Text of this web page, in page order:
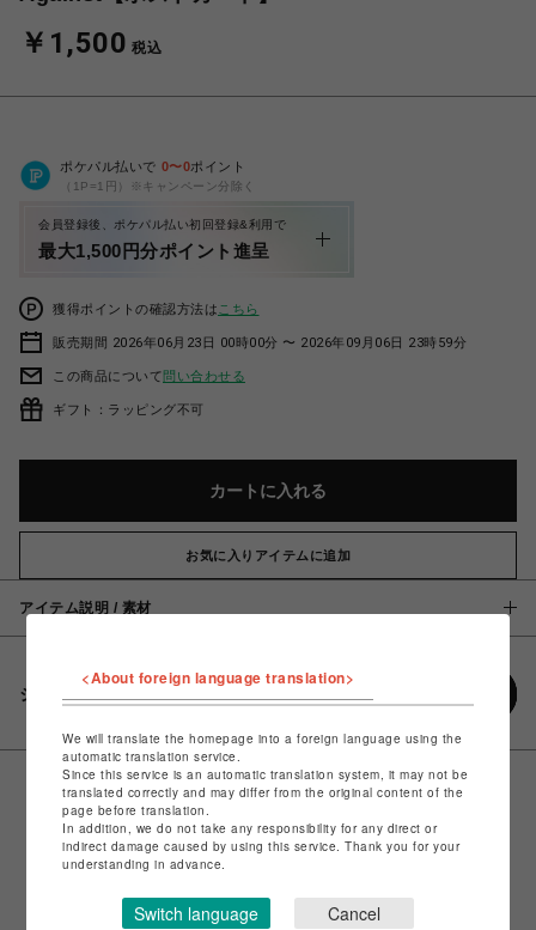
￥1,500 税込
ポケパル払いで 0〜0ポイント
（1P=1円）※キャンペーン分除く
会員登録後、ポケパル払い初回登録&利用で
最大1,500円分ポイント進呈
獲得ポイントの確認方法は こちら
販売期間 2026年06月23日 00時00分 〜 2026年09月06日 23時59分
この商品について問い合わせる
ギフト：ラッピング不可
カートに入れる
お気に入りアイテムに追加
アイテム説明 / 素材
シェアする
<About foreign language translation>
We will translate the homepage into a foreign language using the
automatic translation service.
Since this service is an automatic translation system, it may not be
translated correctly and may differ from the original content of the
page before translation.
In addition, we do not take any responsibility for any direct or
indirect damage caused by using this service. Thank you for your
understanding in advance.
Switch language Cancel